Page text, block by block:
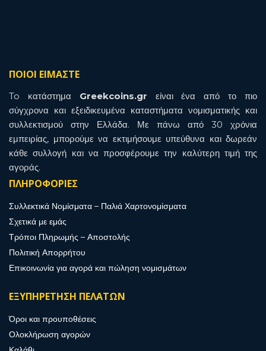
ΠΟΙΟΙ ΕΙΜΑΣΤΕ
To κατάστημα Greekcoins.gr είναι ένα από το πιο
σύγχρονα και εξειδικευμένα καταστήματα νομισματικής και
συλλεκτισμού στην Ελλάδα. Με πάνω από 30 χρόνια
εμπειρίας, μπορούμε να εκτιμήσουμε υπεύθυνα και δωρεάν
κάθε συλλογή και να προσφέρουμε την καλύτερη τιμή της
αγοράς.
ΠΛΗΡΟΦΟΡΙΕΣ
Συλλεκτικά Νομίσματα – Παλιά Χαρτονομίσματα
Σχετικά με εμάς
Τρόποι Πληρωμής – Αποστολής
Πολιτική Απορρήτου
Επικοινωνία για αγορά και πώληση νομισμάτων
ΕΞΥΠΗΡΕΤΗΣΗ ΠΕΛΑΤΩΝ
Όροι και προυποθέσεις
Ολοκλήρωση αγορών